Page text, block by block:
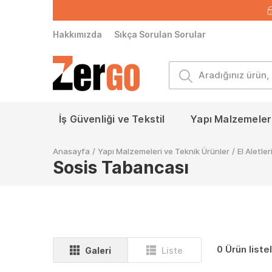
Hakkımızda Sıkça Sorulan Sorular
İş Güvenliği ve Tekstil Yapı
Anasayfa / Yapı Malzemeleri ve Teknik Ürünler / El Aletleri
Sosis Tabancası
Galeri Liste 0 Ürün